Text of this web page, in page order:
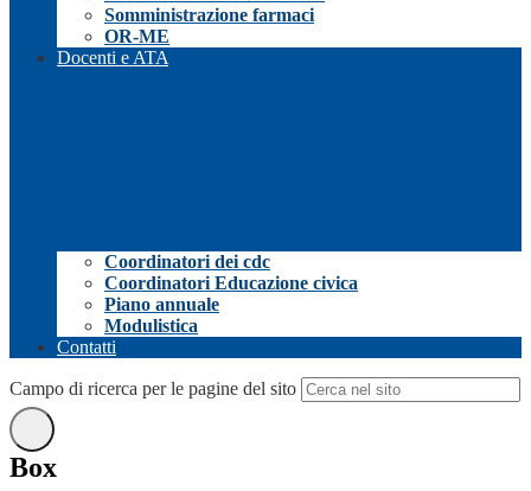
Somministrazione farmaci
OR-ME
Docenti e ATA
Coordinatori dei cdc
Coordinatori Educazione civica
Piano annuale
Modulistica
Contatti
Campo di ricerca per le pagine del sito
Box